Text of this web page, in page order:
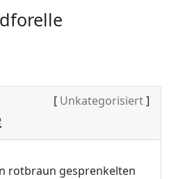
[ Unkategorisiert]
rotbraun gesprenkelten